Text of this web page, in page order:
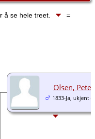
å se hele treet.
=
Olsen, Peter
1833-Ja, ukjent